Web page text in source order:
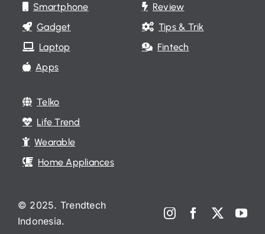
Smartphone
Gadget
Laptop
Apps
Review
Tips & Trik
Fintech
Telko
Life Trend
Wearable
Home Appliances
© 2025. Trendtech
Indonesia.